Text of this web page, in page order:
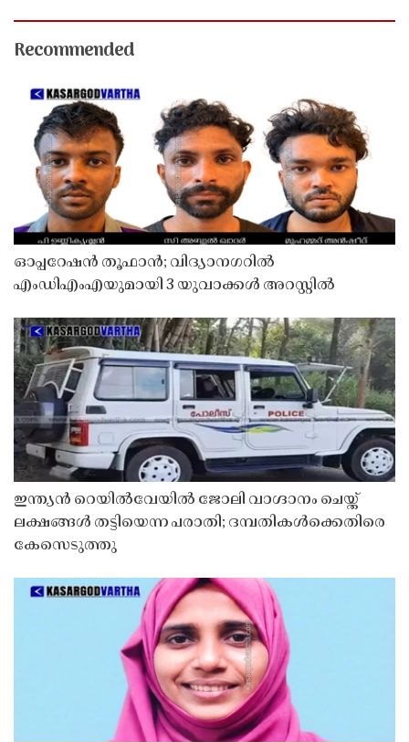
Recommended
ഓപ്പറേഷൻ തൂഫാൻ; വിദ്യാനഗറിൽ
എംഡിഎംഎയുമായി 3 യുവാക്കൾ അറസ്റ്റിൽ
ഇന്ത്യൻ റെയിൽവേയിൽ ജോലി വാഗ്ദാനം ചെയ്ത്
ലക്ഷങ്ങൾ തട്ടിയെന്ന പരാതി; ദമ്പതികൾക്കെതിരെ
കേസെടുത്തു